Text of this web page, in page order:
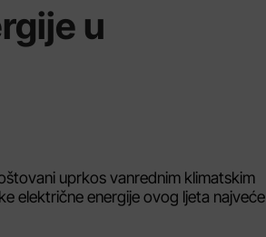
u
uprkos vanrednim klimatskim
električne energije ovog ljeta najveće